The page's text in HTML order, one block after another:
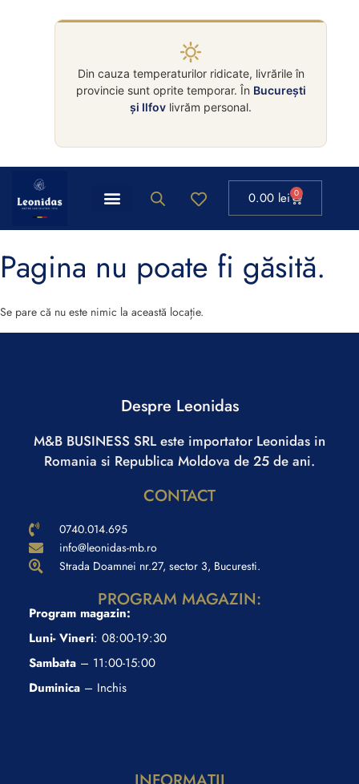
Din cauza temperaturilor ridicate, livrările în
provincie sunt oprite temporar. În București
și Ilfov livrăm personal.
0.00 lei 0
Pagina nu poate fi găsită.
Se pare că nu este nimic la această locație.
Despre Leonidas
M&B BUSINESS SRL este importator Leonidas in
Romania si Republica Moldova de 25 de ani.
CONTACT
0740.014.695
info@leonidas-mb.ro
Strada Doamnei nr.27, sector 3, Bucuresti.
PROGRAM MAGAZIN:
Program magazin:
Luni- Vineri: 08:00-19:30
Sambata – 11:00-15:00
Duminica – Inchis